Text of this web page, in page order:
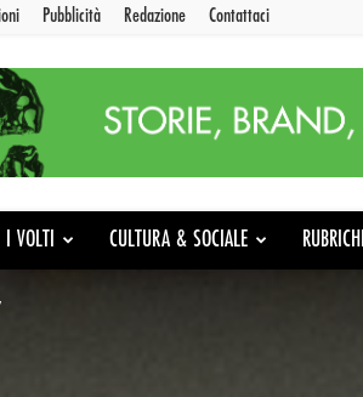
Pubblicità Redazione Contattaci
I VOLTI CULTURA & SOCIALE